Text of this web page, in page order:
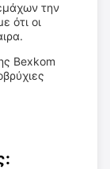
την
ότι οι
Bexkom